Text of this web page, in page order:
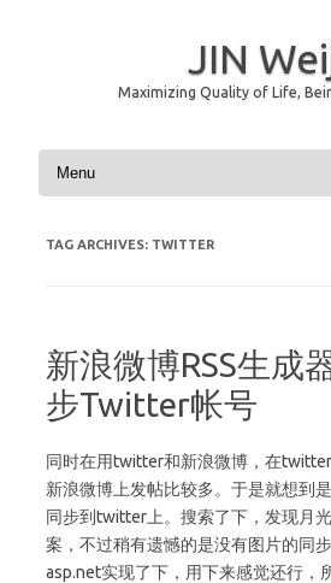
JIN
Maximizing Quality of Life,
Skip to content
TAG ARCHIVES: TWITTER
新浪微博RSS生成
步Twitter帐号
同时在用twitter和新浪微博，在
新浪微博上发帖比较多。于是就想到
同步到twitter上。搜索了下，发现月
案，不过稍有遗憾的是没有图片的同
asp.net实现了下，用下来感觉还行，